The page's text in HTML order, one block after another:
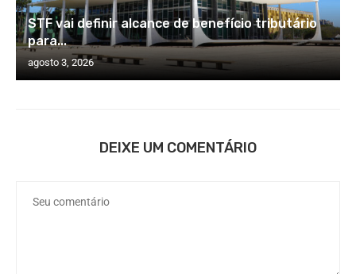
STF vai definir alcance de benefício tributário
para...
agosto 3, 2026
DEIXE UM COMENTÁRIO